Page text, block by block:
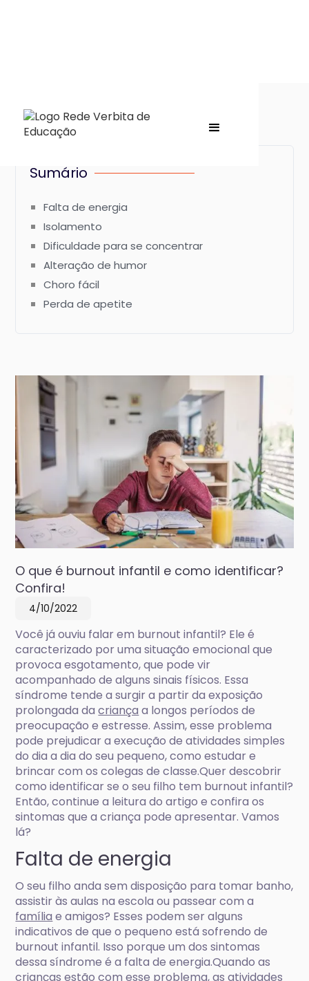
Sumário
Falta de energia
Isolamento
Dificuldade para se concentrar
Alteração de humor
Choro fácil
Perda de apetite
O que é burnout infantil e como identificar?
Confira!
4/10/2022
Você já ouviu falar em burnout infantil? Ele é
caracterizado por uma situação emocional que
provoca esgotamento, que pode vir
acompanhado de alguns sinais físicos. Essa
síndrome tende a surgir a partir da exposição
prolongada dacriança a longos períodos de
preocupação e estresse. Assim, esse problema
pode prejudicar a execução de atividades simples
do dia a dia do seu pequeno, como estudar e
brincar com os colegas de classe.Quer descobrir
como identificar se o seu filho tem burnout infantil?
Então, continue a leitura do artigo e confira os
sintomas que a criança pode apresentar. Vamos
lá?
Falta de energia
O seu filho anda sem disposição para tomar banho,
assistir às aulas na escola ou passear com a
família e amigos? Esses podem ser alguns
indicativos de que o pequeno está sofrendo de
burnout infantil. Isso porque um dos sintomas
dessa síndrome é a falta de energia.Quando as
crianças estão com esse problema, as atividades